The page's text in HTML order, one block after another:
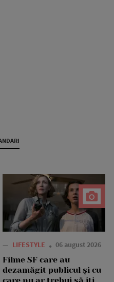
— LIFESTYLE 06 august 2026
Filme SF care au
dezamăgit publicul și cu
care nu ar trebui să îți